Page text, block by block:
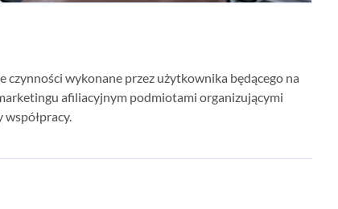
wykonane przez użytkownika będącego na
afiliacyjnym podmiotami organizującymi
współpracy.